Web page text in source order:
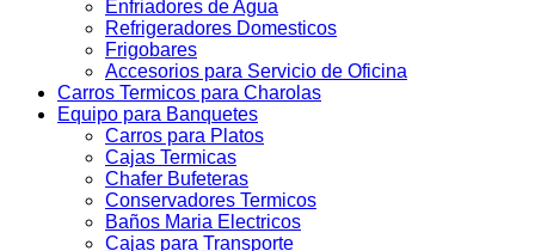
Enfriadores de Agua
Refrigeradores Domesticos
Frigobares
Accesorios para Servicio de Oficina
Carros Termicos para Charolas
Equipo para Banquetes
Carros para Platos
Cajas Termicas
Chafer Bufeteras
Conservadores Termicos
Baños Maria Electricos
Cajas para Transporte